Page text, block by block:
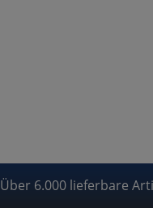
Über 6.000 lieferbare